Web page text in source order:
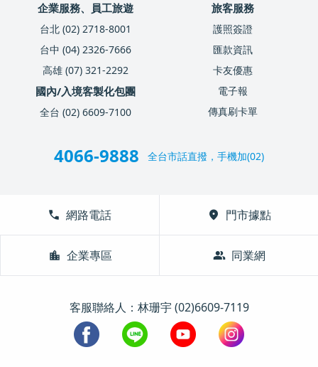
企業服務、員工旅遊
台北 (02) 2718-8001
台中 (04) 2326-7666
高雄 (07) 321-2292
國內/入境客製化包團
全台 (02) 6609-7100
旅客服務
護照簽證
匯款資訊
卡友優惠
電子報
傳真刷卡單
4066-9888 全台市話直撥，手機加(02)
call 網路電話 location_on 門市據點
location_city 企業專區 group 同業網
客服聯絡人：林珊宇 (02)6609-7119